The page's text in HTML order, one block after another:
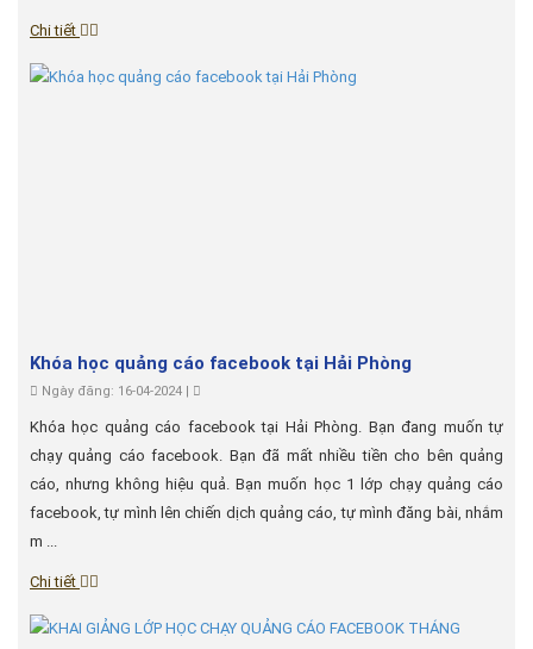
Chi tiết
Khóa học quảng cáo facebook tại Hải Phòng
Ngày đăng: 16-04-2024 |
Khóa học quảng cáo facebook tại Hải Phòng. Bạn đang muốn tự
chạy quảng cáo facebook. Bạn đã mất nhiều tiền cho bên quảng
cáo, nhưng không hiệu quả. Bạn muốn học 1 lớp chạy quảng cáo
facebook, tự mình lên chiến dịch quảng cáo, tự mình đăng bài, nhắm
m ...
Chi tiết